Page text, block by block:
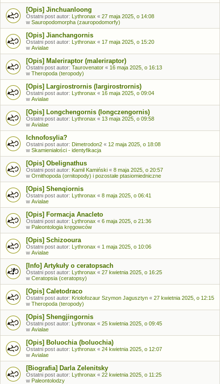
[Opis] Jinchuanloong
Ostatni post autor: Lythronax « 27 maja 2025, o 14:08
w Sauropodomorpha (zauropodomorfy)
[Opis] Jianchangornis
Ostatni post autor: Lythronax « 17 maja 2025, o 15:20
w Avialae
[Opis] Maleriraptor (maleriraptor)
Ostatni post autor: Taurovenator « 16 maja 2025, o 16:13
w Theropoda (teropody)
[Opis] Largirostrornis (largirostrornis)
Ostatni post autor: Lythronax « 16 maja 2025, o 09:04
w Avialae
[Opis] Longchengornis (longczengornis)
Ostatni post autor: Lythronax « 13 maja 2025, o 09:58
w Avialae
Ichnofosylia?
Ostatni post autor: Dimetrodon2 « 12 maja 2025, o 18:08
w Skamieniałości - identyfikacja
[Opis] Obelignathus
Ostatni post autor: Kamil Kamiński « 8 maja 2025, o 20:57
w Ornithopoda (ornitopody) i pozostałe ptasiomiedniczne
[Opis] Shenqiornis
Ostatni post autor: Lythronax « 8 maja 2025, o 06:41
w Avialae
[Opis] Formacja Anacleto
Ostatni post autor: Lythronax « 6 maja 2025, o 21:36
w Paleontologia kręgowców
[Opis] Schizooura
Ostatni post autor: Lythronax « 1 maja 2025, o 10:06
w Avialae
[Info] Artykuły o ceratopsach
Ostatni post autor: Lythronax « 27 kwietnia 2025, o 16:25
w Ceratopsia (ceratopsy)
[Opis] Caletodraco
Ostatni post autor: Kriolofozaur Szymon Jagusztyn « 27 kwietnia 2025, o 12:15
w Theropoda (teropody)
[Opis] Shengjingornis
Ostatni post autor: Lythronax « 25 kwietnia 2025, o 09:45
w Avialae
[Opis] Boluochia (boluochia)
Ostatni post autor: Lythronax « 24 kwietnia 2025, o 12:07
w Avialae
[Biografia] Darla Zelenitsky
Ostatni post autor: Lythronax « 22 kwietnia 2025, o 11:25
w Paleontolodzy